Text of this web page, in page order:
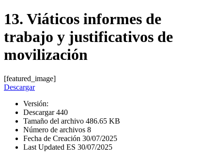
13. Viáticos informes de
trabajo y justificativos de
movilización
[featured_image]
Descargar
Versión:
Descargar440
Tamaño del archivo 486.65 KB
Número de archivos 8
Fecha de Creación 30/07/2025
Last Updated ES 30/07/2025